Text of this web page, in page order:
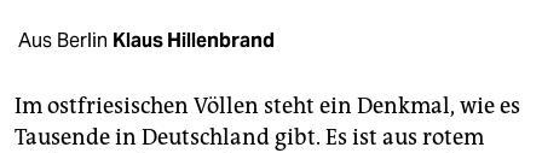
shop
unterstützen
Aus Berlin Klaus Hillenbrand
Im ostfriesischen Völlen steht ein Denkmal, wie es
Tausende in Deutschland gibt. Es ist aus rotem